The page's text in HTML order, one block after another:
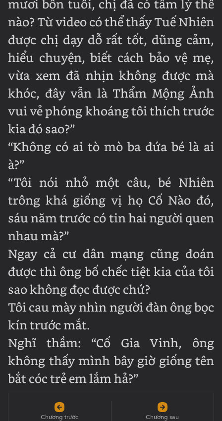
mươi bốn tuổi, chị đã có tâm lý thế
nào? Từ video có thể thấy Tuế Nhiên
được chị dạy dỗ rất tốt, dũng cảm,
hiểu chuyện, biết cách bảo vệ mẹ,
vừa xem đã nhịn không được mà
khóc, đây vẫn là Thẩm Mộng Ảnh
vui vẻ phóng khoáng tôi thích trước
kia đó sao?”
“Không có ai tò mò ba đứa bé là ai
à?”
“Tôi nói nhỏ một câu, bé Nhiên
trông khá giống vị họ Cố Nào đó,
sáu năm trước có tin hai người quen
nhau mà?”
Ngay cả cư dân mạng cũng đoán
được thì ông bố chếc tiệt kia của tôi
sao không đọc được chứ?
Tôi cau mày nhìn người đàn ông bọc
kín trước mắt.
Nghĩ thầm: “Cố Gia Vinh, ông
không thấy mình bây giờ giống tên
bắt cóc trẻ em lắm hả?”
Chương trước Chương sau